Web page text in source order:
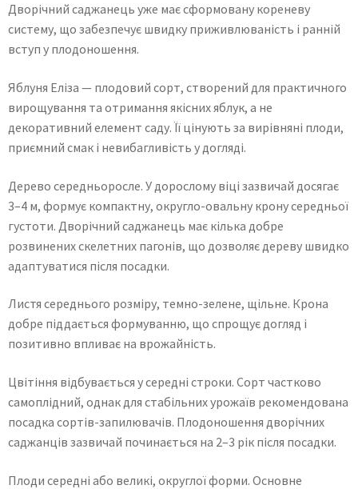
Дворічний саджанець уже має сформовану кореневу
систему, що забезпечує швидку приживлюваність і ранній
вступ у плодоношення.
Яблуня Еліза — плодовий сорт, створений для практичного
вирощування та отримання якісних яблук, а не
декоративний елемент саду. Її цінують за вирівняні плоди,
приємний смак і невибагливість у догляді.
Дерево середньоросле. У дорослому віці зазвичай досягає
3–4 м, формує компактну, округло-овальну крону середньої
густоти. Дворічний саджанець має кілька добре
розвинених скелетних пагонів, що дозволяє дереву швидко
адаптуватися після посадки.
Листя середнього розміру, темно-зелене, щільне. Крона
добре піддається формуванню, що спрощує догляд і
позитивно впливає на врожайність.
Цвітіння відбувається у середні строки. Сорт частково
самоплідний, однак для стабільних урожаїв рекомендована
посадка сортів-запилювачів. Плодоношення дворічних
саджанців зазвичай починається на 2–3 рік після посадки.
Плоди середні або великі, округлої форми. Основне